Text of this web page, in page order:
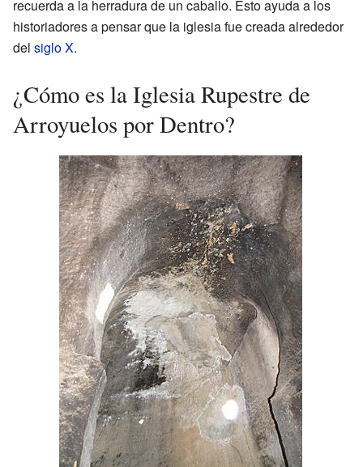
recuerda a la herradura de un caballo. Esto ayuda a los
historiadores a pensar que la iglesia fue creada alrededor
del siglo X.
¿Cómo es la Iglesia Rupestre de
Arroyuelos por Dentro?